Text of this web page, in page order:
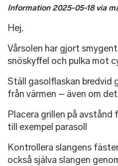
Information 2025-05-18 via
Hej,
Vårsolen har gjort
snöskyffel och pulka mot
Ställ gasolflaskan bredvid
från värmen – även om
Placera grillen på avstånd
till exempel parasoll
Kontrollera slangens
också själva slangen